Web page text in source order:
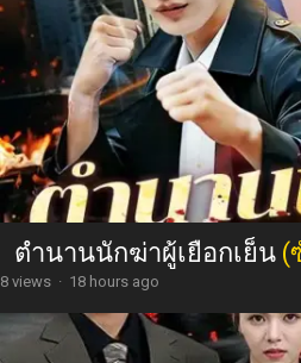
ตำนานนักฆ่าผู้เยือกเย็น (
8 views · 18 hours ago